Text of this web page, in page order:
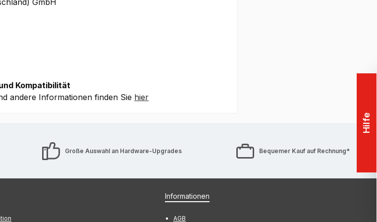
Kompatibilität
andere Informationen finden Sie hier
Große Auswahl an Hardware-Upgrades Bequemer Kauf auf Rechnung*
Informationen
AGB
Hilfe